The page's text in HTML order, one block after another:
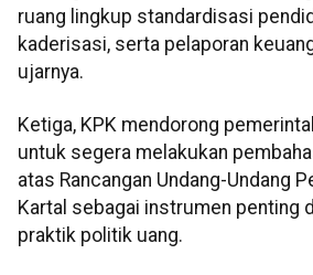
ruang lingkup standardisasi
kaderisasi, serta pelaporan
ujarnya.
Ketiga, KPK mendorong
untuk segera melakukan
atas Rancangan Undang-Undang
Kartal sebagai instrumen penting
praktik politik uang.